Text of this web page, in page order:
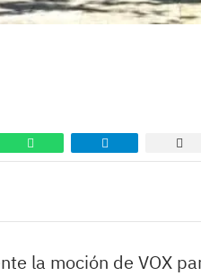
la moción de VOX